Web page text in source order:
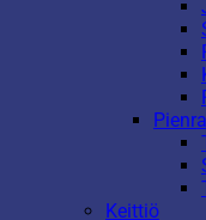
Keittiö